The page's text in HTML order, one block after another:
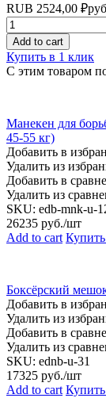
RUB 2524,00 ₽
Quantity
Add to cart
Купить в 1 клик
С этим товаром
Манекен для
45-55 кг)
Добавить в
Удалить из
Добавить в
Удалить из
SKU: edb-mnk-u-
26235 руб./шт
Add to cart
Боксёрский
Добавить в
Удалить из
Добавить в
Удалить из
SKU: ednb-u-31
17325 руб./шт
Add to cart